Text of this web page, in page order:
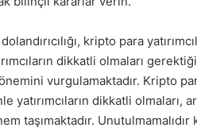
kripto para
dikkatli olmaları
vurgulamaktadır. Kripto
yatırımcıların dikkatli
taşımaktadır.